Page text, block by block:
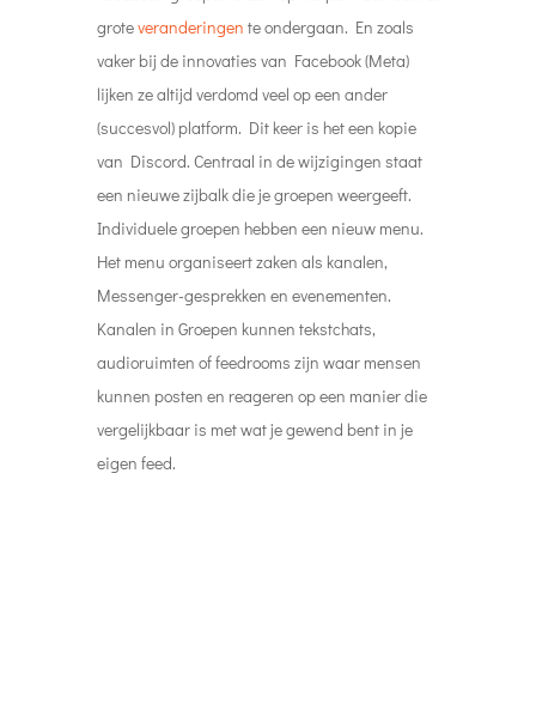
groteveranderingen te ondergaan. En zoals
vaker bij de innovaties van Facebook (Meta)
lijken ze altijd verdomd veel op een ander
(succesvol) platform. Dit keer is het een kopie
van Discord. Centraal in de wijzigingen staat
een nieuwe zijbalk die je groepen weergeeft.
Individuele groepen hebben een nieuw menu.
Het menu organiseert zaken als kanalen,
Messenger-gesprekken en evenementen.
Kanalen in Groepen kunnen tekstchats,
audioruimten of feedrooms zijn waar mensen
kunnen posten en reageren op een manier die
vergelijkbaar is met wat je gewend bent in je
eigen feed.